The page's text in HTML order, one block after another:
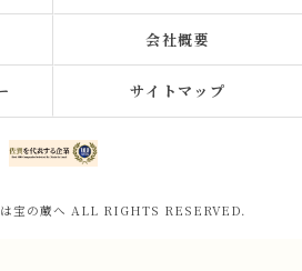
会社概要
サイトマップ
宝の蔵へ ALL RIGHTS RESERVED.